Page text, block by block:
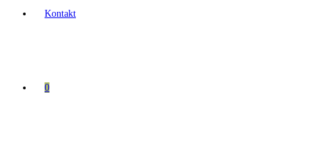
Kontakt
0